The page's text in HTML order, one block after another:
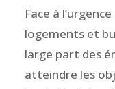
Face à
logements et
large part des
atteindre les